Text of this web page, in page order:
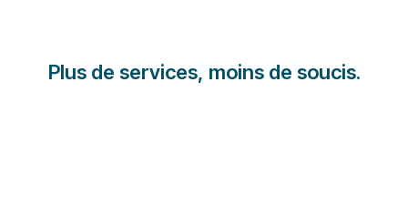
Plus de services, moins de soucis.